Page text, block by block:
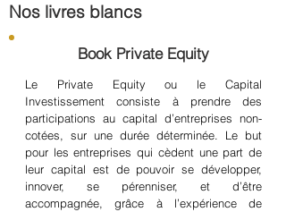
Nos livres blancs
Book Private Equity
Le Private Equity ou le Capital
Investissement consiste à prendre des
participations au capital d’entreprises non-
cotées, sur une durée déterminée. Le but
pour les entreprises qui cèdent une part de
leur capital est de pouvoir se développer,
innover, se pérenniser, et d’être
accompagnée, grâce à l’expérience de